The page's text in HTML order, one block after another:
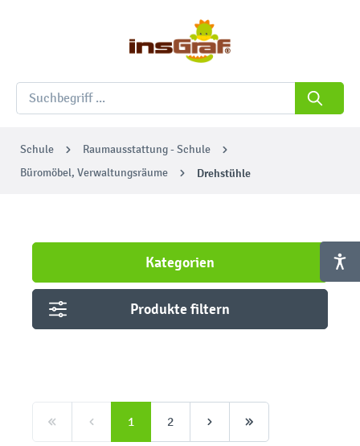
Schule
Raumausstattung - Schule
Büromöbel, Verwaltungsräume
Drehstühle
Kategorien
Produkte filtern
1 2